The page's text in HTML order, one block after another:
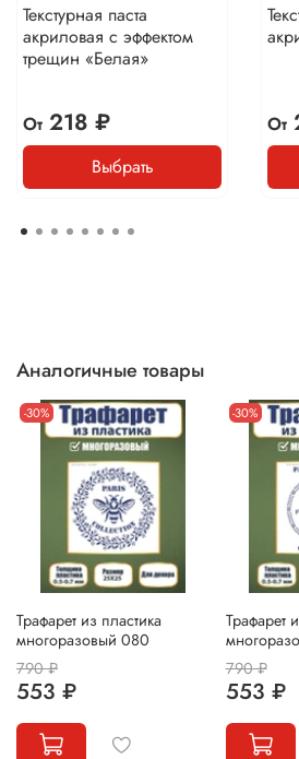
Текстурная паста
акриловая с эффектом
трещин «Белая»
От218 ₽
Выбрать
От
Аналогичные товары
-30%
Трафарет из пластика
многоразовый 080
790 ₽
553 ₽
-30%
Трафарет
790 ₽
553 ₽